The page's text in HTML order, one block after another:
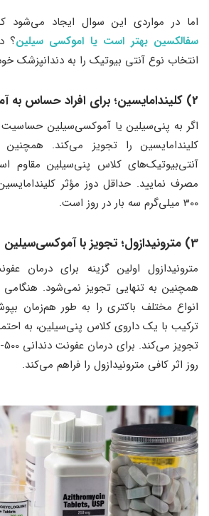
اما در مواردی این سوال ایجاد می‌شود
سفالکسین بهتر است یا اموکسی سیلین؟
انتخاب نوع آنتی بیوتیک را به دندانپزشک
2) کلیندامایسین؛ برای افراد حساس به آموکسی سیلین
اگر به پنی‌سیلین یا آموکسی‌سیلین
کلیندامایسین را تجویز می‌کند.
آنتی‌بیوتیک‌های کلاس پنی‌سیلین مقاوم
مصرف نمایید. حداقل دوز مؤثر
300 میلی‌گرم سه بار در روز است.
3) مترونیدازول؛ تجویز با آموکسی‌سیلین
مترونیدازول اولین گزینه برای درمان
همچنین به تنهایی تجویز نمی‌شود. هنگامی
انواع مختلف باکتری را به طور هم‌زمان
ترکیب با یک داروی کلاس پنی‌سیلین، به
روز اثر کافی مترونیدازول را فراهم می‌کند.